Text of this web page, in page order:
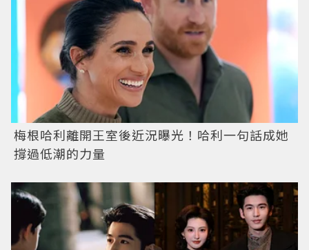
梅根哈利離開王室後近況曝光！哈利一句話成她
撐過低潮的力量